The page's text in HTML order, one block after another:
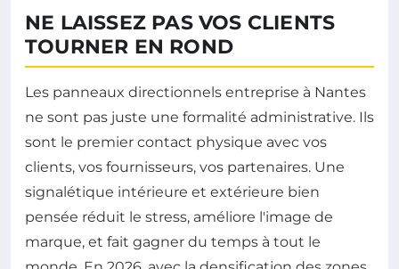
NE LAISSEZ PAS VOS CLIENTS
TOURNER EN ROND
Les panneaux directionnels entreprise à Nantes
ne sont pas juste une formalité administrative. Ils
sont le premier contact physique avec vos
clients, vos fournisseurs, vos partenaires. Une
signalétique intérieure et extérieure bien
pensée réduit le stress, améliore l'image de
marque, et fait gagner du temps à tout le